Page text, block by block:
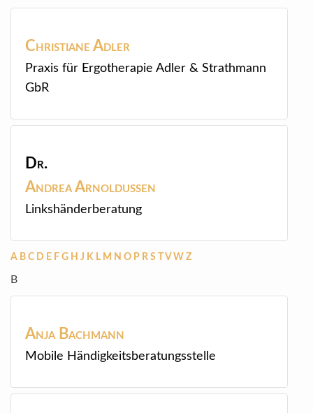
Christiane Adler
Praxis für Ergotherapie Adler & Strathmann
GbR
Dr.
AndreaArnoldussen
Linkshänderberatung
A B C D E F G H J K L M N O P R S TV W Z
B
Anja Bachmann
Mobile Händigkeitsberatungsstelle